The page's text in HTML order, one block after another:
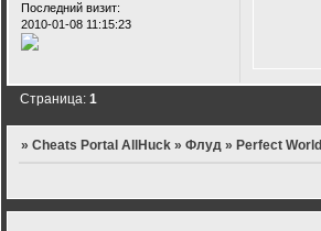
Последний визит:
2010-01-08 11:15:23
Страница:1
»Cheats Portal AllHuck »Флуд » Perfect World